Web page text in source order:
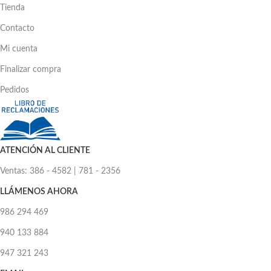
Tienda
Contacto
Mi cuenta
Finalizar compra
Pedidos
ATENCIÓN AL CLIENTE
Ventas: 386 - 4582 | 781 - 2356
LLÁMENOS AHORA
986 294 469
940 133 884
947 321 243